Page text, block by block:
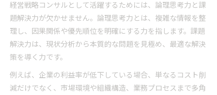
経営戦略コンサルとして活躍するためには、論理思考力と課
題解決力が欠かせません。論理思考力とは、複雑な情報を整
理し、因果関係や優先順位を明確にする力を指します。課題
解決力は、現状分析から本質的な問題を見極め、最適な解決
策を導く力です。
例えば、企業の利益率が低下している場合、単なるコスト削
減だけでなく、市場環境や組織構造、業務プロセスまで多角